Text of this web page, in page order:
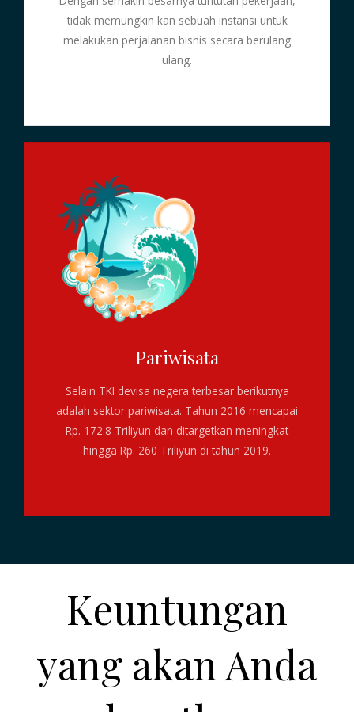
tidak memungkin kan sebuah instansi untuk
melakukan perjalanan bisnis secara berulang
ulang.
Pariwisata
Selain TKI devisa negera terbesar berikutnya
adalah sektor pariwisata. Tahun 2016 mencapai
Rp. 172.8 Triliyun dan ditargetkan meningkat
hingga Rp. 260 Triliyun di tahun 2019.
Keuntungan
yang akan Anda